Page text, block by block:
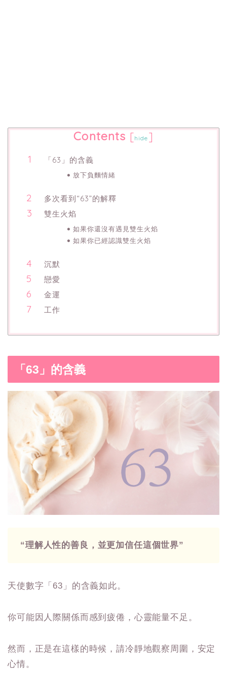
Contents [hide ]
「63」的含義
放下負麵情緒
多次看到“63”的解釋
雙生火焰
如果你還沒有遇見雙生火焰
如果你已經認識雙生火焰
沉默
戀愛
金運
工作
「63」的含義
“理解人性的善良，並更加信任這個世界”
天使數字「63」的含義如此。
你可能因人際關係而感到疲倦，心靈能量不足。
然而，正是在這樣的時候，請冷靜地觀察周圍，安定
心情。